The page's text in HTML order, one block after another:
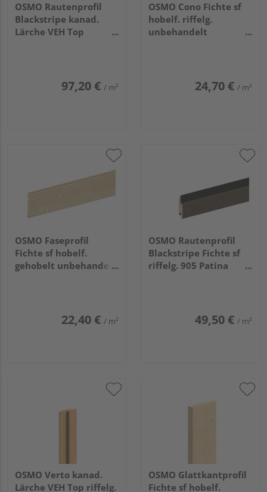
OSMO Rautenprofil
Blackstripe kanad.
Lärche VEH Top
97,20 € / m²
OSMO Cono Fichte sf
hobelf. riffelg.
unbehandelt
24,70 € / m²
OSMO Faseprofil
Fichte sf hobelf.
gehobelt unbehandelt
22,40 € / m²
OSMO Rautenprofil
Blackstripe Fichte sf
riffelg. 905 Patina
49,50 € / m²
OSMO Verto kanad.
Lärche VEH Top riffelg.
OSMO Glattkantprofil
Fichte sf hobelf.